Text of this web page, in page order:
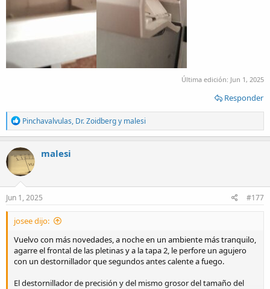
Última edición: Jun 1, 2025
Responder
R
e
a
c
t
o
n
Pinchavalvulas, Dr. Zoidbergy malesi
malesi
Jun 1, 2025 #177
josee dijo:
Vuelvo con más novedades, a noche en un ambiente más tranquilo,
agarre el frontal de las pletinas y a la tapa 2, le perfore un agujero
con un destornillador que segundos antes calente a fuego.
El destornillador de precisión y del mismo grosor del tamaño del